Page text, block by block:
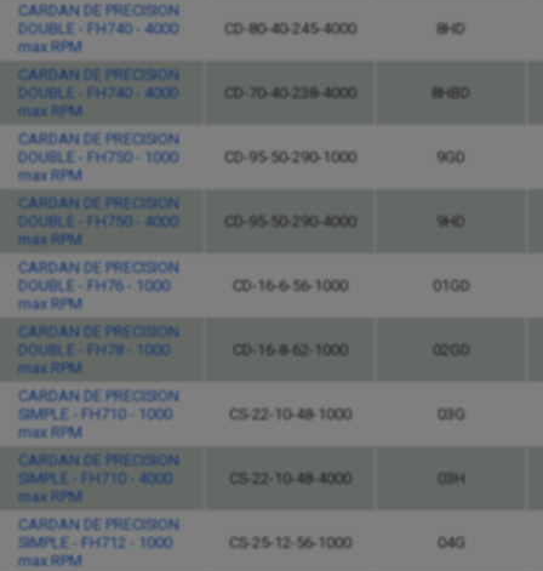
CARDAN DE PRECISION
DOUBLE - FH740 - 4000
max RPM
CD-80-40-245-4000 8HD
CARDAN DE PRECISION
DOUBLE - FH740 - 4000
max RPM
CD-70-40-238-4000 8HBD
CARDAN DE PRECISION
DOUBLE - FH750 - 1000
max RPM
CD-95-50-290-1000 9GD
CARDAN DE PRECISION
DOUBLE - FH750 - 4000
max RPM
CD-95-50-290-4000 9HD
CARDAN DE PRECISION
DOUBLE - FH76 - 1000
max RPM
CD-16-6-56-1000 01GD
CARDAN DE PRECISION
DOUBLE - FH78 - 1000
max RPM
CD-16-8-62-1000 02GD
CARDAN DE PRECISION
SIMPLE - FH710 - 1000
max RPM
CS-22-10-48-1000 03G
CARDAN DE PRECISION
SIMPLE - FH710 - 4000
max RPM
CS-22-10-48-4000 03H
CARDAN DE PRECISION
SIMPLE - FH712 - 1000
max RPM
CS-25-12-56-1000 04G